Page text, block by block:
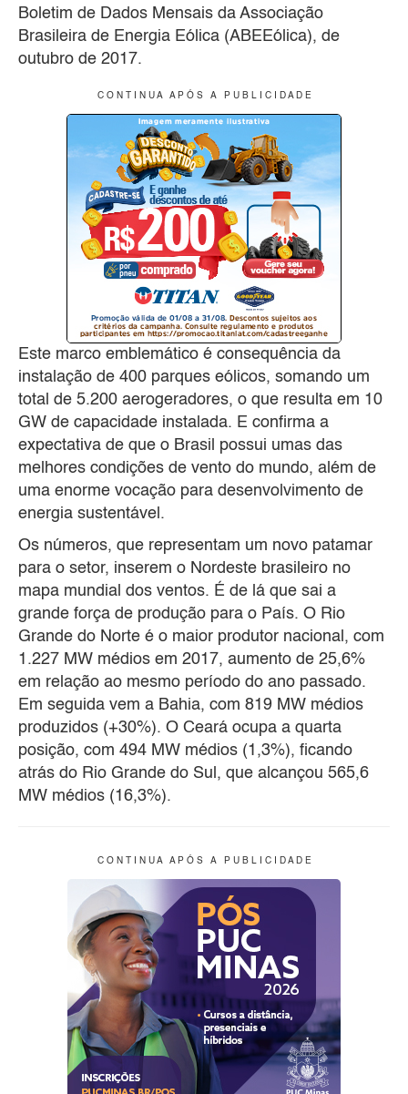
Boletim de Dados Mensais da Associação
Brasileira de Energia Eólica (ABEEólica), de
outubro de 2017.
C O N T I N U A A P Ó S A P U B L I C I D A D E
Este marco emblemático é consequência da
instalação de 400 parques eólicos, somando um
total de 5.200 aerogeradores, o que resulta em 10
GW de capacidade instalada. E confirma a
expectativa de que o Brasil possui umas das
melhores condições de vento do mundo, além de
uma enorme vocação para desenvolvimento de
energia sustentável.
Os números, que representam um novo patamar
para o setor, inserem o Nordeste brasileiro no
mapa mundial dos ventos. É de lá que sai a
grande força de produção para o País. O Rio
Grande do Norte é o maior produtor nacional, com
1.227 MW médios em 2017, aumento de 25,6%
em relação ao mesmo período do ano passado.
Em seguida vem a Bahia, com 819 MW médios
produzidos (+30%). O Ceará ocupa a quarta
posição, com 494 MW médios (1,3%), ficando
atrás do Rio Grande do Sul, que alcançou 565,6
MW médios (16,3%).
C O N T I N U A A P Ó S A P U B L I C I D A D E